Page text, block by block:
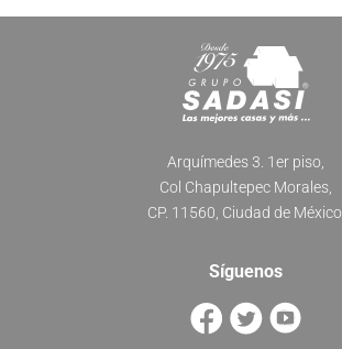
Arquímedes 3. 1er piso,
Col Chapultepec Morales,
CP. 11560, Ciudad de México.
Síguenos